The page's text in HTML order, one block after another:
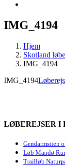
IMG_4194
Hjem
Skotland
IMG_4194
IMG_4194
LØBEREJSER I
Gendarmstien
Løb Mandø
Trailløb